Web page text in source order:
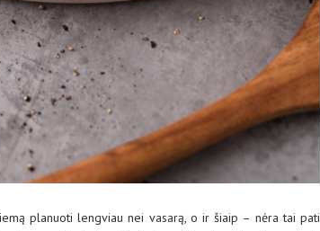
planuoti lengviau nei vasarą, o ir šiaip – nėra tai pati